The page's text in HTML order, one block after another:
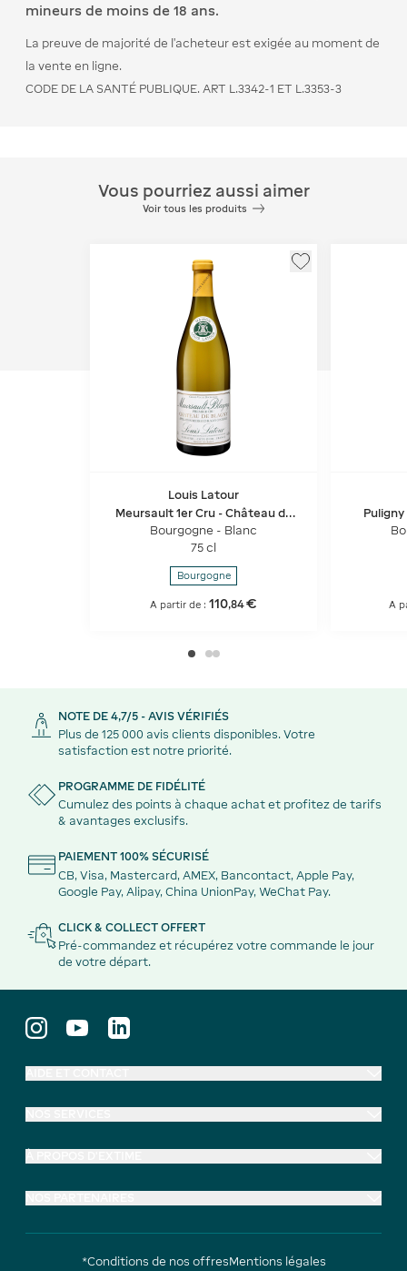
mineurs de moins de 18 ans.
La preuve de majorité de l’acheteur est exigée au moment de
la vente en ligne.
CODE DE LA SANTÉ PUBLIQUE. ART L.3342-1 ET L.3353-3
Vous pourriez aussi aimer
Voir tous les produits
Louis Latour
Meursault 1er Cru - Château de
Blagny
Bourgogne - Blanc
75 cl
Bourgogne
A partir de : 110,84€ A
NOTE DE 4,7/5 - AVIS VÉRIFIÉS
Plus de 125 000 avis clients disponibles. Votre
satisfaction est notre priorité.
PROGRAMME DE FIDÉLITÉ
Cumulez des points à chaque achat et profitez de tarifs
& avantages exclusifs.
PAIEMENT 100% SÉCURISÉ
CB, Visa, Mastercard, AMEX, Bancontact, Apple Pay,
Google Pay, Alipay, China UnionPay, WeChat Pay.
CLICK & COLLECT OFFERT
Pré-commandez et récupérez votre commande le jour
de votre départ.
*Conditions de nos offresMentions légales